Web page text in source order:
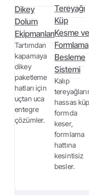
Dikey
Dolum
Ekipmanları
Tartımdan
kapamaya
dikey
paketleme
hatları için
uçtan uca
entegre
çözümler.
Tereyağı
Küp
Kesme ve
Formlama
Besleme
Sistemi
Kalıp
hassas küp
formda
keser,
formlama
hattına
kesintisiz
besler.